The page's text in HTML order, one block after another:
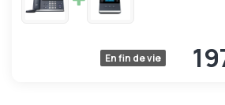
En fin de vie